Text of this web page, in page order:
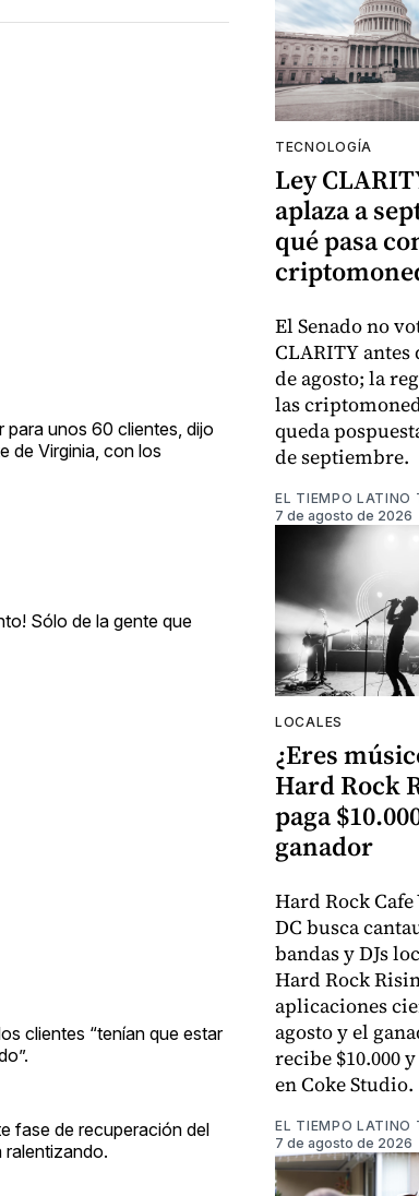
para unos 60 clientes, dijo
de Virginia, con los
Sólo de la gente que
clientes “tenían que estar
fase de recuperación del
ralentizando.
TECNOLOGÍA
Ley
aplaza a
qué pasa
El Senado no
CLARITY antes
de agosto; la
las
queda
de septiembre.
EL TIEMPO LATINO
7 de agosto de 2026
LOCALES
¿Eres
Hard Rock
paga
ganador
Hard Rock
DC busca
bandas y DJs
Hard Rock
aplicaciones
agosto y el
recibe $10.000
en Coke Studio.
EL TIEMPO LATINO
7 de agosto de 2026